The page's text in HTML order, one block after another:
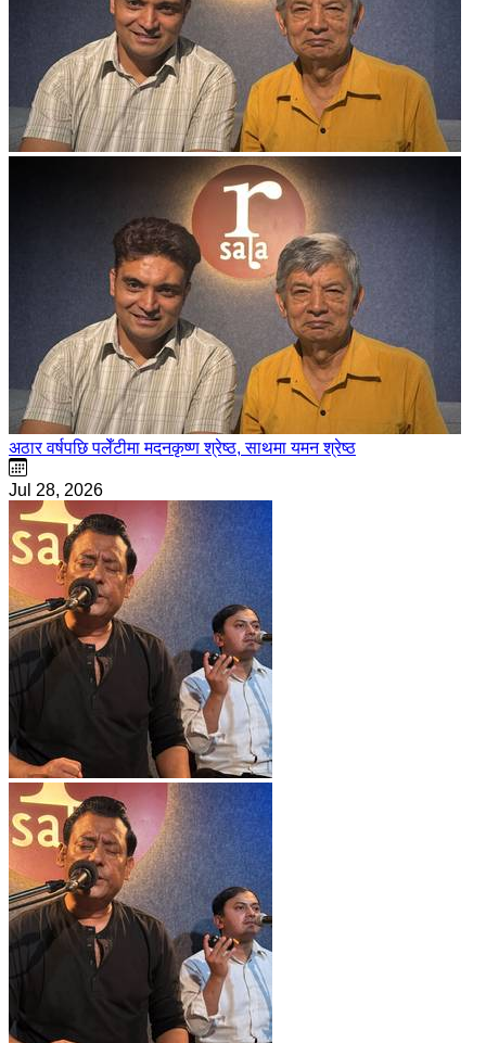
अठार वर्षपछि पलेँटीमा मदनकृष्ण श्रेष्ठ, साथमा यमन श्रेष्ठ
Jul 28, 2026